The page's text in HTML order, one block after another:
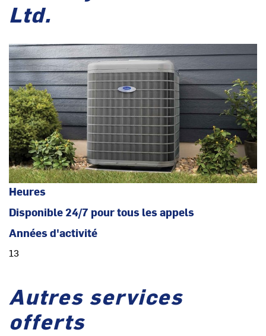
Ltd.
Heures
Disponible 24/7 pour tous les appels
Années d'activité
13
Autres services
offerts